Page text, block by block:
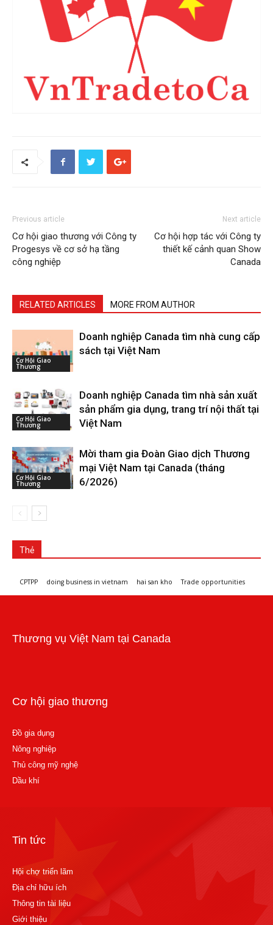
Previous article
Cơ hội giao thương với Công ty
Progesys về cơ sở hạ tầng
công nghiệp
Next article
Cơ hội hợp tác với Công ty
thiết kế cảnh quan Show
Canada
RELATED ARTICLES MORE FROM AUTHOR
Cơ Hội Giao
Thương
Doanh nghiệp Canada tìm nhà cung cấp
sách tại Việt Nam
Cơ Hội Giao
Thương
Doanh nghiệp Canada tìm nhà sản xuất
sản phẩm gia dụng, trang trí nội thất tại
Việt Nam
Cơ Hội Giao
Thương
Mời tham gia Đoàn Giao dịch Thương
mại Việt Nam tại Canada (tháng
6/2026)
Thẻ
CPTPP doing business in vietnam hai san kho Trade opportunities
Thương vụ Việt Nam tại Canada
Cơ hội giao thương
Đồ gia dụng
Nông nghiệp
Thủ công mỹ nghệ
Dầu khí
Tin tức
Hội chợ triển lãm
Địa chỉ hữu ích
Thông tin tài liệu
Giới thiệu